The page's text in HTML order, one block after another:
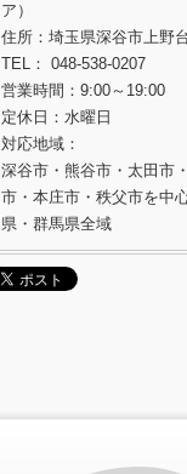
ア）
住所：埼玉県深谷市上野
TEL： 048-538-0207
営業時間：9:00～19:00
定休日：水曜日
対応地域：
深谷市・熊谷市・太田市
市・本庄市・秩父市を中
県・群馬県全域